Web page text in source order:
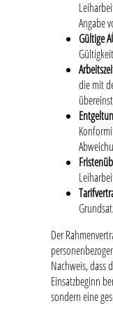
Angabe
Gültige
die mit
Der
Nachweis, dass
Einsatzbeginn
sondern eine